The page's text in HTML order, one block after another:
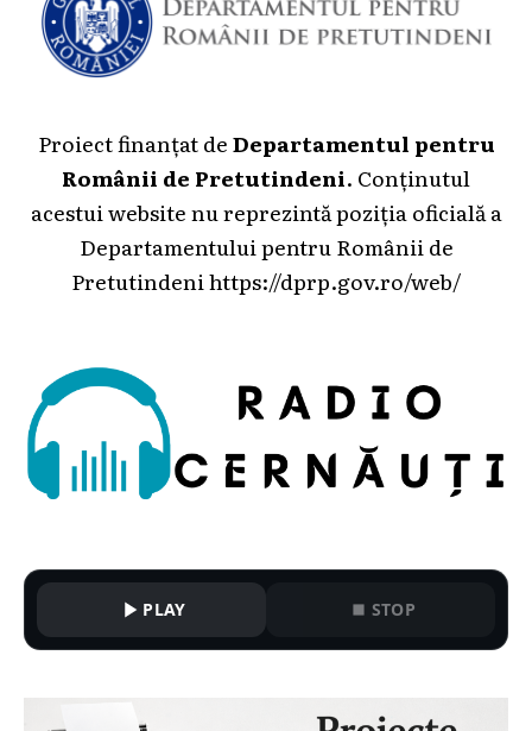
Proiect finanțat deDepartamentul pentru
Românii de Pretutindeni. Conținutul
acestui website nu reprezintă poziția oficială a
Departamentului pentru Românii de
Pretutindeni https://dprp.gov.ro/web/
PLAY STOP